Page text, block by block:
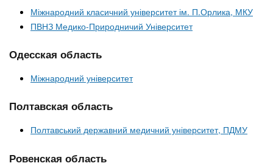
Міжнародний класичний університет ім. П.Орлика, МКУ
ПВНЗ Медико-Природничий Університет
Одесская область
Міжнародний університет
Полтавская область
Полтавський державний медичний університет, ПДМУ
Ровенская область